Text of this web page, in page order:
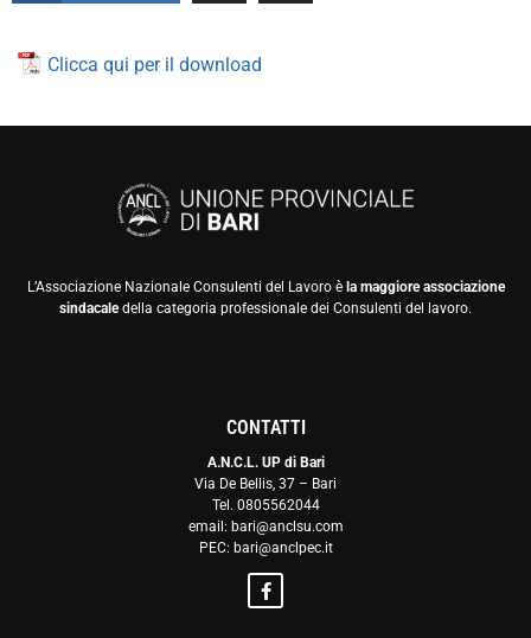
Clicca qui per il download
L’Associazione Nazionale Consulenti del Lavoro èla maggiore associazione
sindacaledella categoria professionale dei Consulenti del lavoro.
CONTATTI
A.N.C.L. UP di Bari
Via De Bellis, 37 – Bari
Tel. 0805562044
email: bari@anclsu.com
PEC: bari@anclpec.it